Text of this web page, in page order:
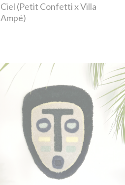
Ciel (Petit Confetti x Villa
Ampé)